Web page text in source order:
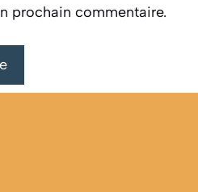
prochain commentaire.